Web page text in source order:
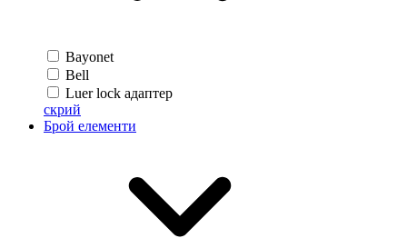
Bayonet
Bell
Luer lock адаптер
скрий
Брой елементи